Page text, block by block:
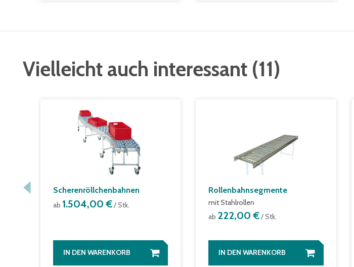
Vielleicht auch interessant (11)
Scherenröllchenbahnen
ab 1.504,00 €/ Stk.
IN DEN WARENKORB
Rollenbahnsegmente
mit Stahlrollen
ab 222,00 €/ Stk.
IN DEN WARENKORB